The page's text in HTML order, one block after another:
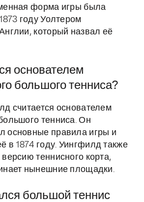
форма игры была
году Уолтером
который назвал её
основателем
большого тенниса?
считается основателем
тенниса. Он
основные правила игры и
в 1874 году. Уингфилд также
теннисного корта,
нынешние площадки.
большой теннис